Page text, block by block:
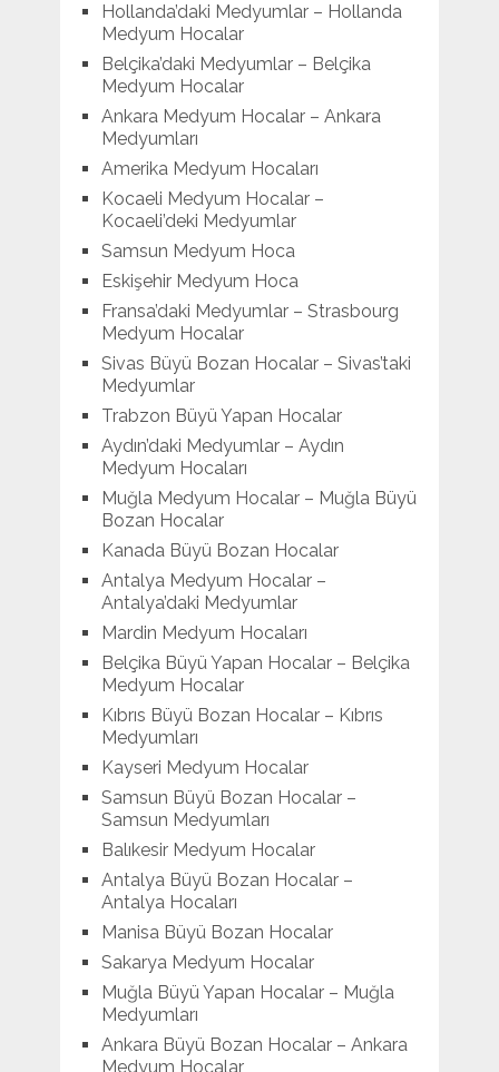
Hollanda’daki Medyumlar – Hollanda
Medyum Hocalar
Belçika’daki Medyumlar – Belçika
Medyum Hocalar
Ankara Medyum Hocalar – Ankara
Medyumları
Amerika Medyum Hocaları
Kocaeli Medyum Hocalar –
Kocaeli’deki Medyumlar
Samsun Medyum Hoca
Eskişehir Medyum Hoca
Fransa’daki Medyumlar – Strasbourg
Medyum Hocalar
Sivas Büyü Bozan Hocalar – Sivas’taki
Medyumlar
Trabzon Büyü Yapan Hocalar
Aydın’daki Medyumlar – Aydın
Medyum Hocaları
Muğla Medyum Hocalar – Muğla Büyü
Bozan Hocalar
Kanada Büyü Bozan Hocalar
Antalya Medyum Hocalar –
Antalya’daki Medyumlar
Mardin Medyum Hocaları
Belçika Büyü Yapan Hocalar – Belçika
Medyum Hocalar
Kıbrıs Büyü Bozan Hocalar – Kıbrıs
Medyumları
Kayseri Medyum Hocalar
Samsun Büyü Bozan Hocalar –
Samsun Medyumları
Balıkesir Medyum Hocalar
Antalya Büyü Bozan Hocalar –
Antalya Hocaları
Manisa Büyü Bozan Hocalar
Sakarya Medyum Hocalar
Muğla Büyü Yapan Hocalar – Muğla
Medyumları
Ankara Büyü Bozan Hocalar – Ankara
Medyum Hocalar